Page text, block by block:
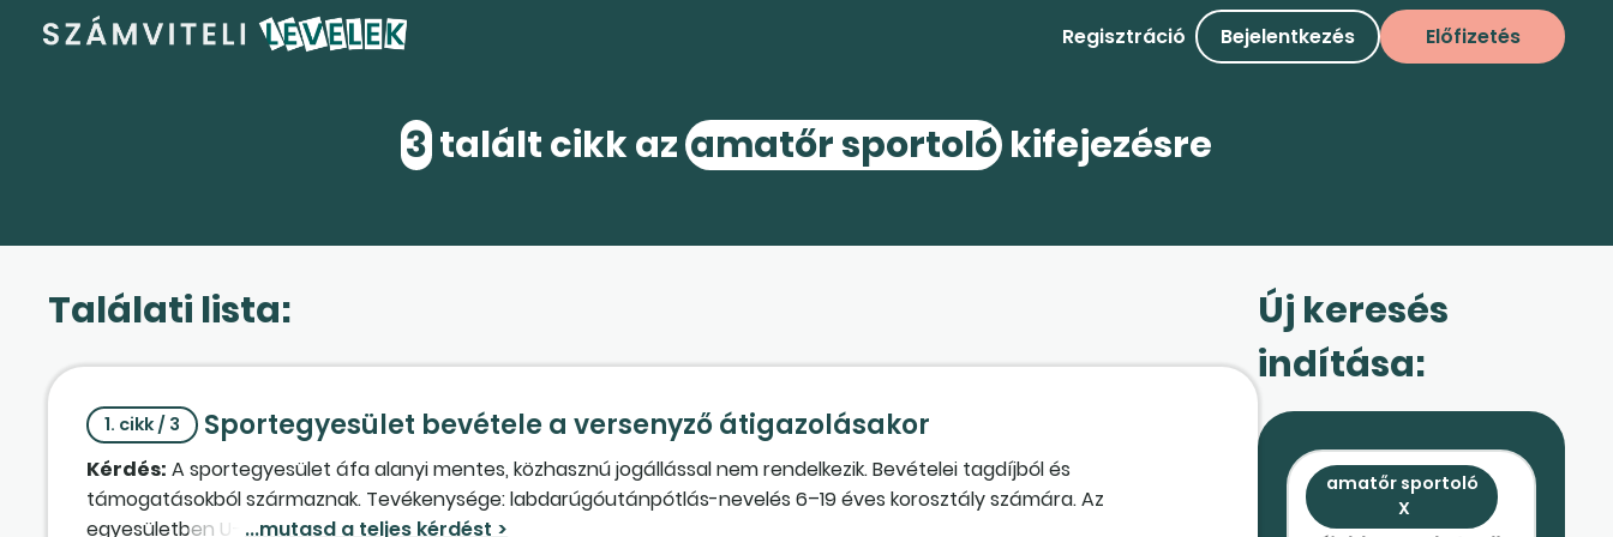
Regisztráció Bejelentkezés Előfizetés
3 talált cikk az amatőr sportoló kifejezésre
Találati lista:
1. cikk / 3 Sportegyesület bevétele a versenyző átigazolásakor
Kérdés: A sportegyesület áfa alanyi mentes, közhasznú jogállással nem rendelkezik. Bevételei tagdíjból és
támogatásokból származnak. Tevékenysége: labdarúgóutánpótlás-nevelés 6–19 éves korosztály számára. Az
egyesületben U–U19-ig különböző korosztályban 16 versenyképes csapat játszik. Az egyesület szakképzett edzőket
Új keresés
indítása:
amatőr sportoló
X